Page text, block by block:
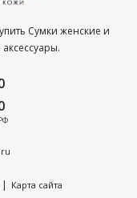
Сумки женские и
| Карта сайта